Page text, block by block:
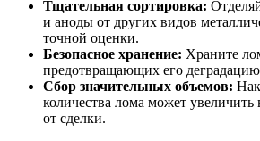
Тщательная сортировка:
и аноды от других видов
точной оценки.
Безопасное хранение: Храните
предотвращающих его
Сбор значительных объемов:
количества лома может
от сделки.